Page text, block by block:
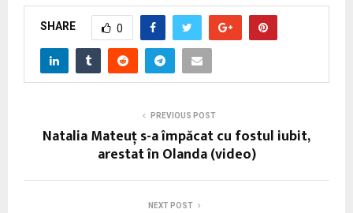
SHARE 0
PREVIOUS POST
Natalia Mateuț s-a împăcat cu fostul iubit,
arestat în Olanda (video)
NEXT POST